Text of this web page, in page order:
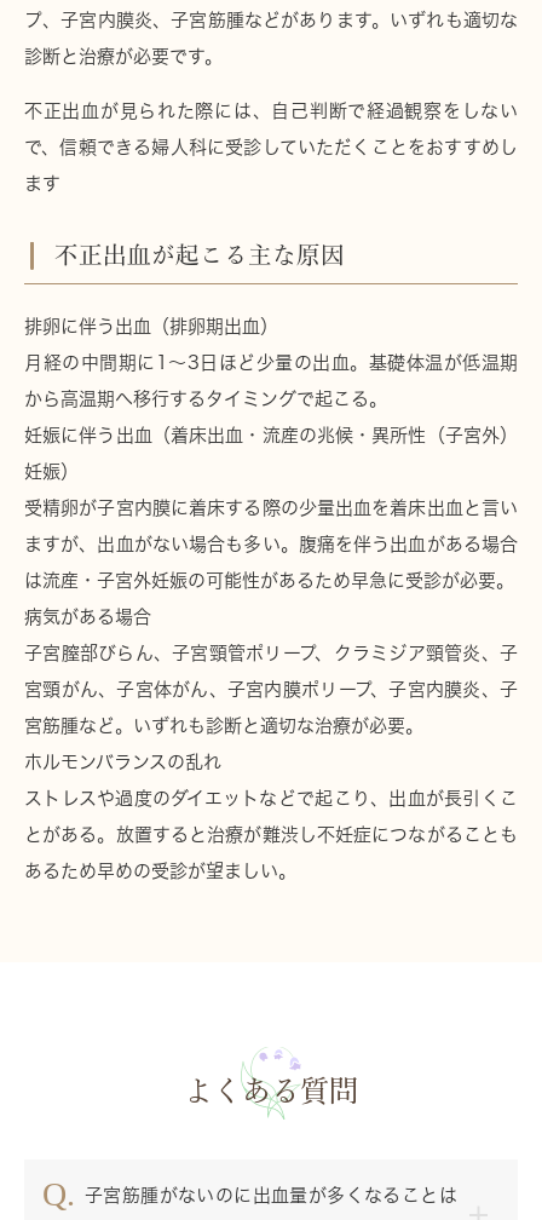
プ、子宮内膜炎、子宮筋腫などがあります。いずれも適切な
診断と治療が必要です。
不正出血が見られた際には、自己判断で経過観察をしない
で、信頼できる婦人科に受診していただくことをおすすめし
ます
不正出血が起こる主な原因
排卵に伴う出血（排卵期出血）
月経の中間期に1〜3日ほど少量の出血。基礎体温が低温期
から高温期へ移行するタイミングで起こる。
妊娠に伴う出血（着床出血・流産の兆候・異所性（子宮外）
妊娠）
受精卵が子宮内膜に着床する際の少量出血を着床出血と言い
ますが、出血がない場合も多い。腹痛を伴う出血がある場合
は流産・子宮外妊娠の可能性があるため早急に受診が必要。
病気がある場合
子宮膣部びらん、子宮頸管ポリープ、クラミジア頸管炎、子
宮頸がん、子宮体がん、子宮内膜ポリープ、子宮内膜炎、子
宮筋腫など。いずれも診断と適切な治療が必要。
ホルモンバランスの乱れ
ストレスや過度のダイエットなどで起こり、出血が長引くこ
とがある。放置すると治療が難渋し不妊症につながることも
あるため早めの受診が望ましい。
よくある質問
子宮筋腫がないのに出血量が多くなることは